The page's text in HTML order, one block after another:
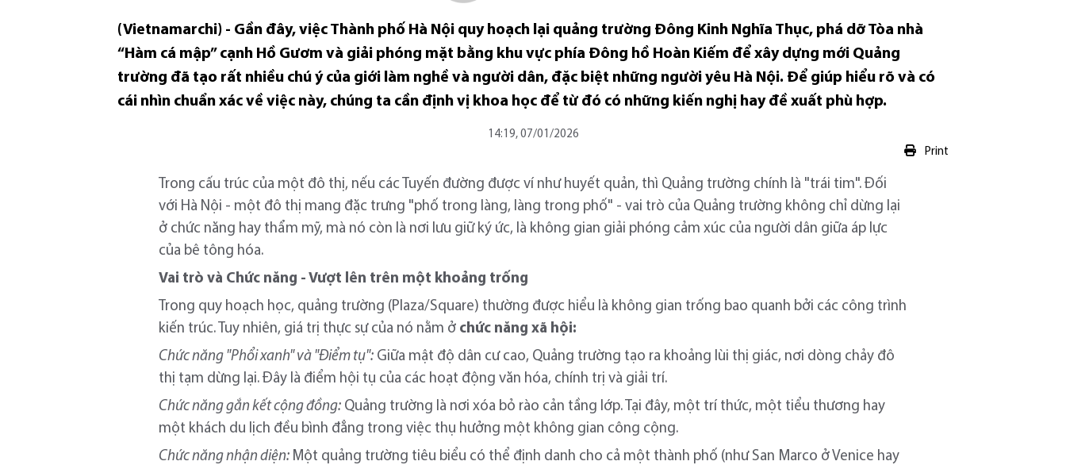
(Vietnamarchi) - Gần đây, việc Thành phố Hà Nội quy hoạch lại quảng trường Đông Kinh Nghĩa Thục, phá dỡ Tòa nhà
“Hàm cá mập” cạnh Hồ Gươm và giải phóng mặt bằng khu vực phía Đông hồ Hoàn Kiếm để xây dựng mới Quảng
trường đã tạo rất nhiều chú ý của giới làm nghề và người dân, đặc biệt những người yêu Hà Nội. Để giúp hiểu rõ và có
cái nhìn chuẩn xác về việc này, chúng ta cần định vị khoa học để từ đó có những kiến nghị hay đề xuất phù hợp.
14:19, 07/01/2026
Print
Trong cấu trúc của một đô thị, nếu các Tuyến đường được ví như huyết quản, thì Quảng trường chính là "trái tim". Đối
với Hà Nội - một đô thị mang đặc trưng "phố trong làng, làng trong phố" - vai trò của Quảng trường không chỉ dừng lại
ở chức năng hay thẩm mỹ, mà nó còn là nơi lưu giữ ký ức, là không gian giải phóng cảm xúc của người dân giữa áp lực
của bê tông hóa.
Vai trò và Chức năng - Vượt lên trên một khoảng trống
Trong quy hoạch học, quảng trường (Plaza/Square) thường được hiểu là không gian trống bao quanh bởi các công trình
kiến trúc. Tuy nhiên, giá trị thực sự của nó nằm ở chức năng xã hội:
Chức năng "Phổi xanh" và "Điểm tụ": Giữa mật độ dân cư cao, Quảng trường tạo ra khoảng lùi thị giác, nơi dòng chảy đô
thị tạm dừng lại. Đây là điểm hội tụ của các hoạt động văn hóa, chính trị và giải trí.
Chức năng gắn kết cộng đồng: Quảng trường là nơi xóa bỏ rào cản tầng lớp. Tại đây, một trí thức, một tiểu thương hay
một khách du lịch đều bình đẳng trong việc thụ hưởng một không gian công cộng.
Chức năng nhận diện: Một quảng trường tiêu biểu có thể định danh cho cả một thành phố (như San Marco ở Venice hay